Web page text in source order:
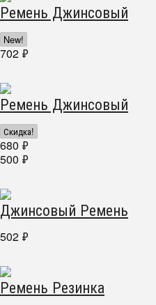
Ремень Джинсовый
New!
702 ₽
Ремень Джинсовый
Скидка!
680 ₽
500 ₽
Джинсовый Ремень
502 ₽
Ремень Резинка